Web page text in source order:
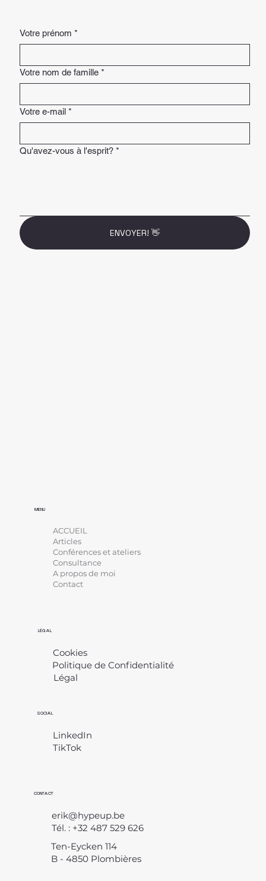
Votre prénom *
Votre nom de famille *
Votre e-mail *
Qu'avez-vous à l'esprit? *
ENVOYER! 👋
LÉGAL
Cookies
Politique de Confidentialité
Légal
SOCIAL
LinkedIn
TikTok
CONTACT
erik@hypeup.be
Tél. : +32 487 529 626
Ten-Eycken 114
B - 4850 Plombières
MENU
ACCUEIL
Articles
Conférences et ateliers
Consultance
A propos de moi
Contact